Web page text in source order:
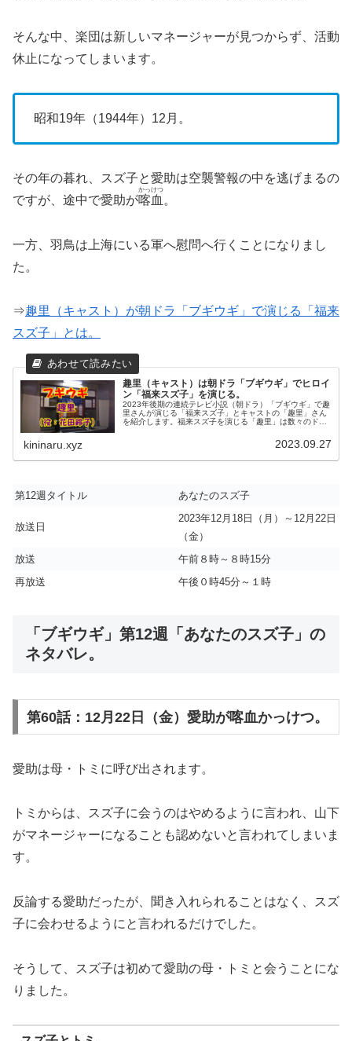
そんな中、楽団は新しいマネージャーが見つからず、活動
休止になってしまいます。
昭和19年（1944年）12月。
その年の暮れ、スズ子と愛助は空襲警報の中を逃げまるの
ですが、途中で愛助が喀血
かっけつ
。
一方、羽鳥は上海にいる軍へ慰問へ行くことになりまし
た。
⇒趣里（キャスト）が朝ドラ「ブギウギ」で演じる「福来
スズ子」とは。
趣里（キャスト）は朝ドラ「ブギウギ」でヒロイ
ン「福来スズ子」を演じる。
2023年後期の連続テレビ小説（朝ドラ）「ブギウギ」で趣
里さんが演じる「福来スズ子」とキャストの「趣里」さん
を紹介します。福来スズ子を演じる「趣里」は数々のドラ
kininaru.xyz 2023.09.27
第12週タイトル あなたのスズ子
放送日
2023年12月18日（月）～12月22日
（金）
放送
午前８時～８時15分
再放送
午後０時45分～１時
「ブギウギ」第12週「あなたのスズ子」の
ネタバレ。
第60話：12月22日（金）愛助が喀血かっけつ。
愛助は母・トミに呼び出されます。
トミからは、スズ子に会うのはやめるように言われ、山下
がマネージャーになることも認めないと言われてしまいま
す。
反論する愛助だったが、聞き入れられることはなく、スズ
子に会わせるようにと言われるだけでした。
そうして、スズ子は初めて愛助の母・トミと会うことにな
りました。